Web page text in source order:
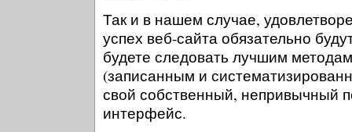
Так и в нашем случае,
успех веб-сайта обязательно
будете следовать лучшим
(записанным и
свой собственный, непривычный
интерфейс.